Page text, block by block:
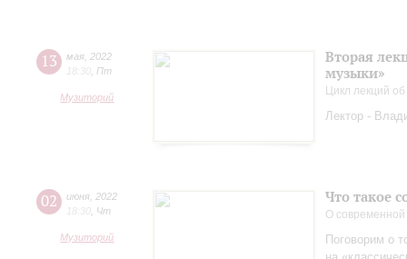
13 мая 2022
18:30 Пт
Музиторий
Вторая
музыки»
Цикл лекций
Лектор -
02 июня 2022
18:30 Чт
Музиторий
Что такое
О
Поговорим о